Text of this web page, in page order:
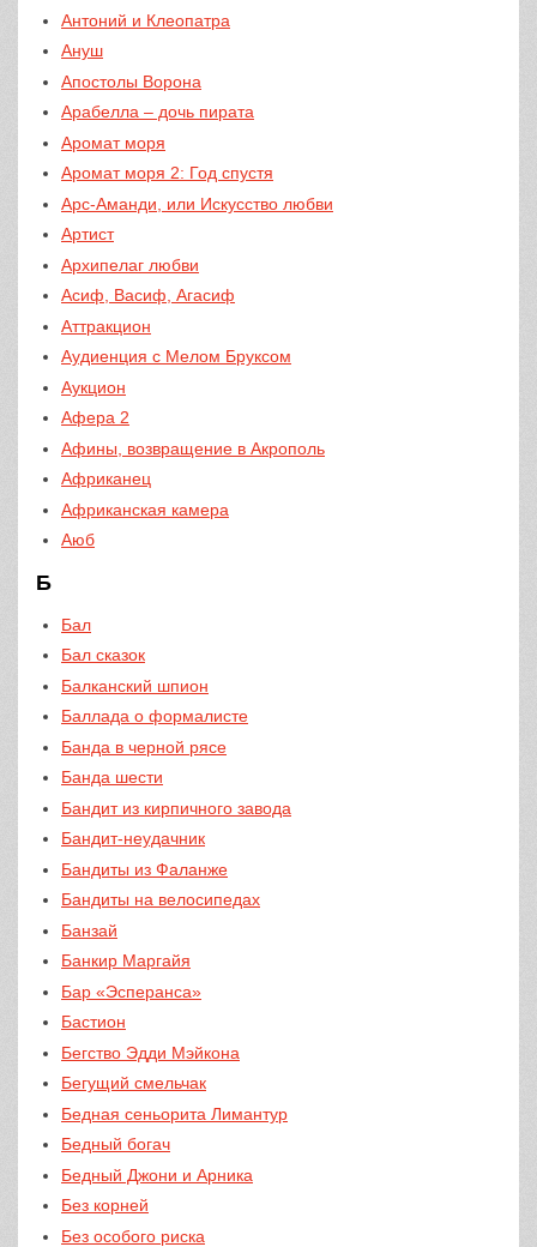
Антоний и Клеопатра
Ануш
Апостолы Ворона
Арабелла – дочь пирата
Аромат моря
Аромат моря 2: Год спустя
Арс-Аманди, или Искусство любви
Артист
Архипелаг любви
Асиф, Васиф, Агасиф
Аттракцион
Аудиенция с Мелом Бруксом
Аукцион
Афера 2
Афины, возвращение в Акрополь
Африканец
Африканская камера
Аюб
Б
Бал
Бал сказок
Балканский шпион
Баллада о формалисте
Банда в черной рясе
Банда шести
Бандит из кирпичного завода
Бандит-неудачник
Бандиты из Фаланже
Бандиты на велосипедах
Банзай
Банкир Маргайя
Бар «Эсперанса»
Бастион
Бегство Эдди Мэйкона
Бегущий смельчак
Бедная сеньорита Лимантур
Бедный богач
Бедный Джони и Арника
Без корней
Без особого риска